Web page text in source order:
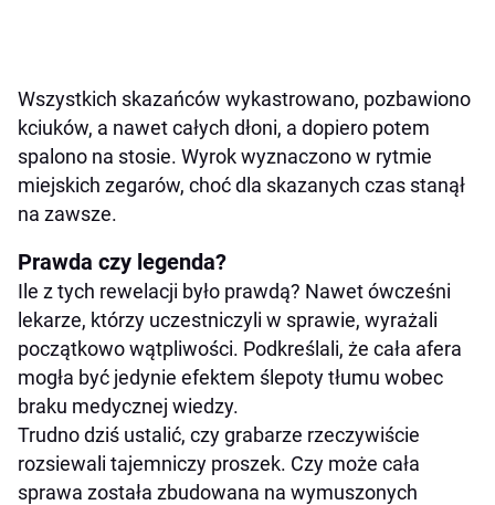
Wszystkich skazańców wykastrowano, pozbawiono
kciuków, a nawet całych dłoni, a dopiero potem
spalono na stosie. Wyrok wyznaczono w rytmie
miejskich zegarów, choć dla skazanych czas stanął
na zawsze.
Prawda czy legenda?
Ile z tych rewelacji było prawdą? Nawet ówcześni
lekarze, którzy uczestniczyli w sprawie, wyrażali
początkowo wątpliwości. Podkreślali, że cała afera
mogła być jedynie efektem ślepoty tłumu wobec
braku medycznej wiedzy.
Trudno dziś ustalić, czy grabarze rzeczywiście
rozsiewali tajemniczy proszek. Czy może cała
sprawa została zbudowana na wymuszonych